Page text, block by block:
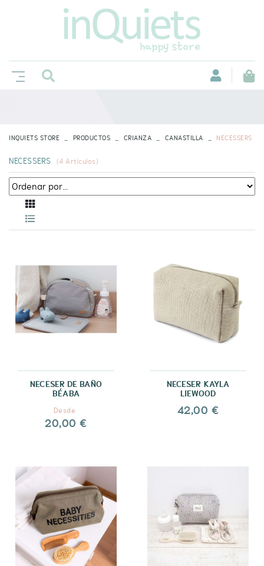
INQUIETS STORE PRODUCTOS CRIANZA CANASTILLA NECESSERS
NECESSERS (4 Artículos)
NECESER DE BAÑO
BÉABA
Desde
20,00 €
NECESER KAYLA
LIEWOOD
42,00 €